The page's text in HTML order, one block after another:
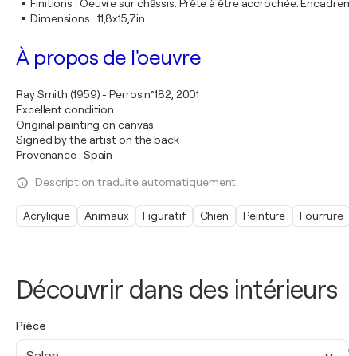
Découvrir dans des intérieurs
Pièce
Finitions : Oeuvre sur châssis. Prête à être accrochée.
Dimensions : 11,8x15,7in
À propos de l'oeuvre
Ray Smith (1959) - Perros n°182, 2001
Excellent condition
Original painting on canvas
Signed by the artist on the back
Provenance : Spain
Description traduite automatiquement.
Acrylique Animaux Figuratif Chien Peinture Fourrure